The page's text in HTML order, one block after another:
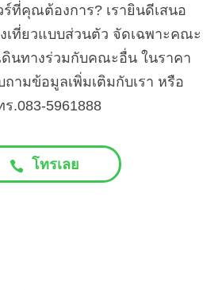
ที่คุณต้องการ? เรายินดีเสนอ
เที่ยวแบบส่วนตัว จัดเฉพาะคณะ
ดินทางร่วมกับคณะอื่น ในราคา
ามข้อมูลเพิ่มเติมกับเรา หรือ
ร.083-5961888
โทรเลย